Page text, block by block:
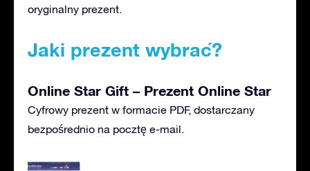
oryginalny prezent.
Jaki prezent wybrać?
Online Star Gift – Prezent Online Star
Cyfrowy prezent w formacie PDF, dostarczany
bezpośrednio na pocztę e-mail.